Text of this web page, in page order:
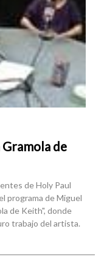
de
de Holy Paul
programa de Miguel
de Keith", donde
trabajo del artista.